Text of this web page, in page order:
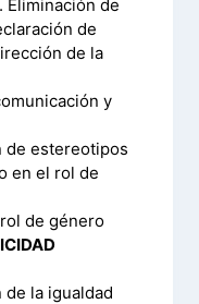
de
de
de la
y
de estereotipos
en el rol de
de género
la igualdad